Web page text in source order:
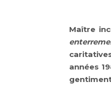
Maître
années